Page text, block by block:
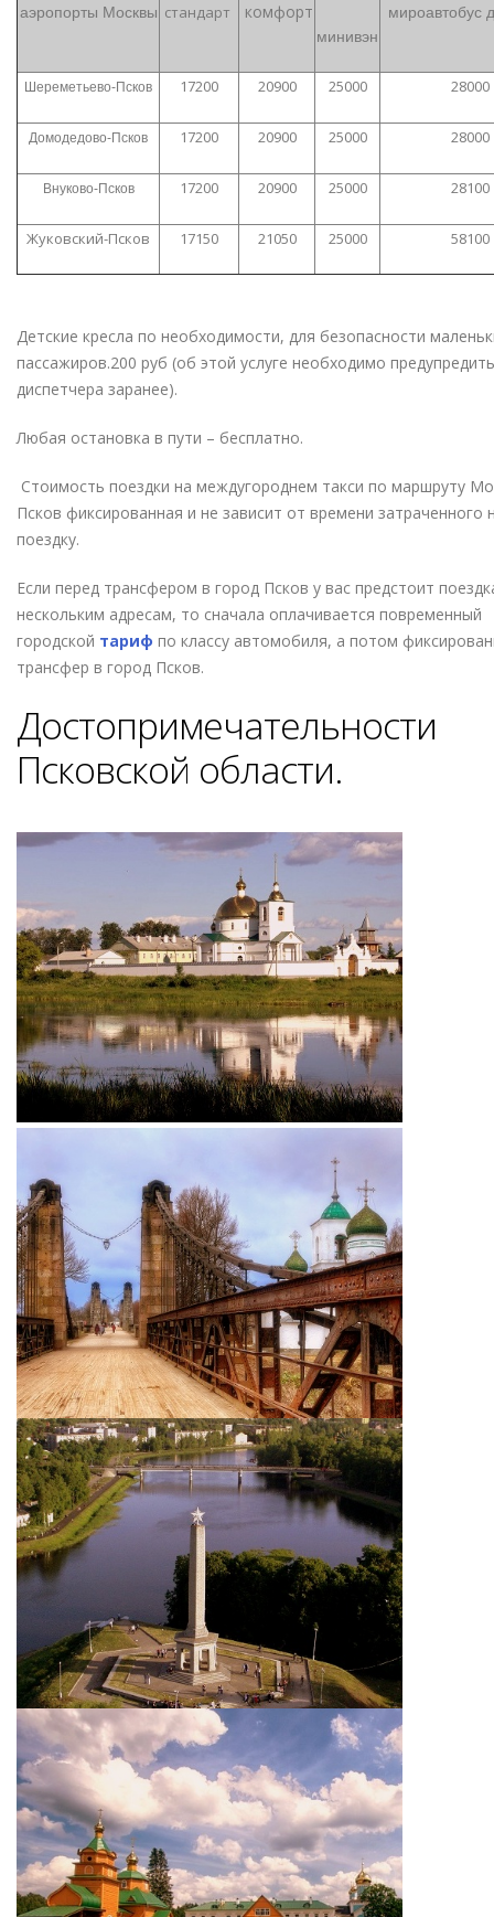
аэропорты Москвы стандарт комфорт
минивэн
мироавтобус
Шереметьево-Псков 17200 20900 25000 28000
Домодедово-Псков 17200 20900 25000 28000
Внуково-Псков 17200 20900 25000 28100
Жуковский-Псков 17150 21050 25000 58100
Детские кресла по необходимости, для безопасности
пассажиров.200 руб (об этой услуге необходимо предупредить
диспетчера заранее).
Любая остановка в пути – бесплатно.
Стоимость поездки на междугороднем такси по маршруту
Псков фиксированная и не зависит от времени затраченного
поездку.
Если перед трансфером в город Псков у вас предстоит
нескольким адресам, то сначала оплачивается повременный
городской тариф по классу автомобиля, а потом
трансфер в город Псков.
Достопримечательности
Псковской области.